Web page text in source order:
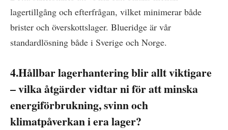
lagertillgång och efterfrågan, vilket minimerar både
brister och överskottslager. Blueridge är vår
standardlösning både i Sverige och Norge.
4.Hållbar lagerhantering blir allt viktigare
– vilka åtgärder vidtar ni för att minska
energiförbrukning, svinn och
klimatpåverkan i era lager?